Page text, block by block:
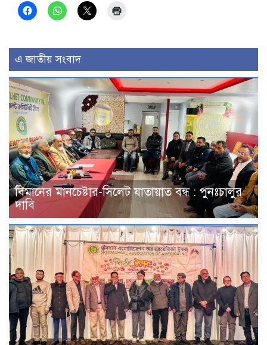
এ জাতীয় সংবাদ
বিমানের মানচেষ্টার-সিলেট যাতায়াত বন্ধ : পুনঃচালুর
দাবি